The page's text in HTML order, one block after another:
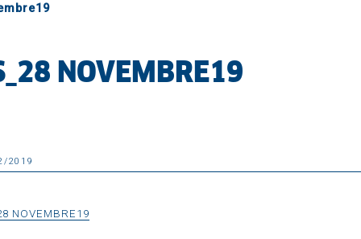
NOVEMBRE19
2019
NOVEMBRE19